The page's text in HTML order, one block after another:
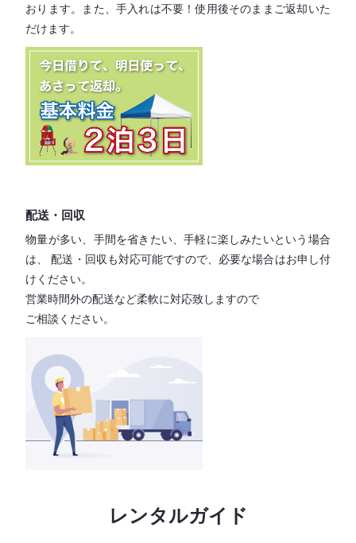
おります。 また、手入れは不要！使用後そのままご返却いた
だけます。
配送・回収
物量が多い、手間を省きたい、手軽に楽しみたいという場合
は、
配送・回収も対応可能ですので、必要な場合はお申し付
けください。
営業時間外の配送など柔軟に対応致しますので
ご相談ください。
レンタルガイド